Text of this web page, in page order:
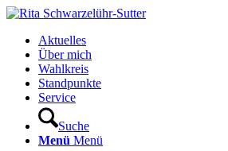
Aktuelles
Über mich
Wahlkreis
Standpunkte
Service
Suche
Menü Menü